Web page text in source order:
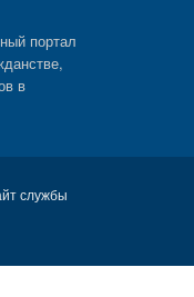
портал
в
службы